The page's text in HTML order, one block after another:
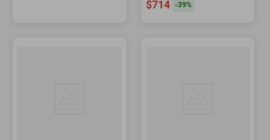
$714 -39%